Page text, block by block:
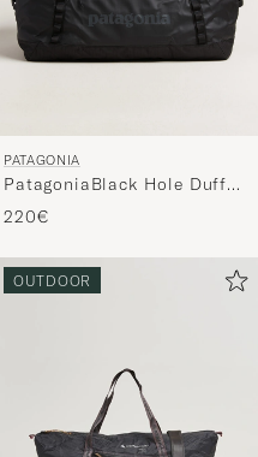
PATAGONIA
PatagoniaBlack Hole Duffel
100LBlack
220€
OUTDOOR